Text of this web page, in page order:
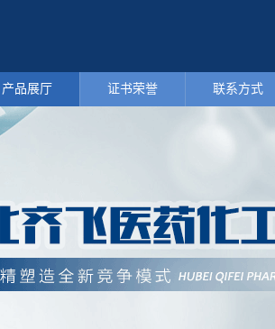
产品展厅 证书荣誉 联系方式